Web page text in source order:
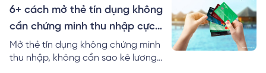
không mất lãi!
6+ cách mở thẻ tín dụng không
cần chứng minh thu nhập cực
đơn giản
Mở thẻ tín dụng không chứng minh
thu nhập, không cần sao kê lương